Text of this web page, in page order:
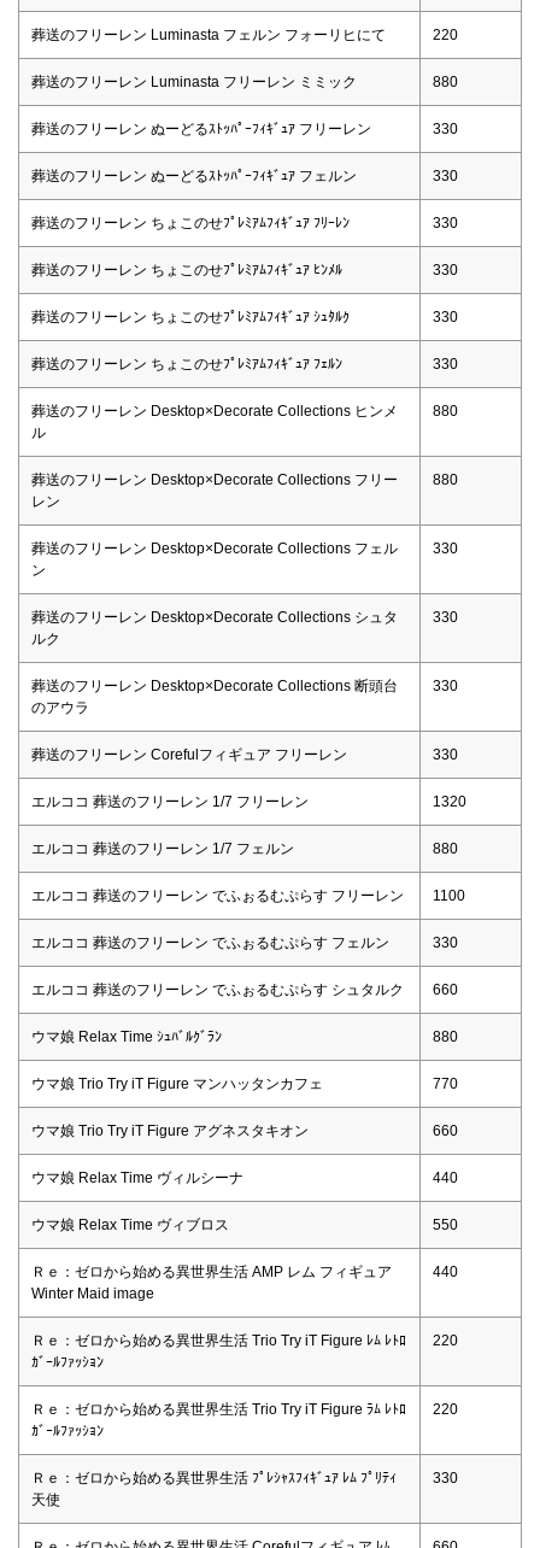
葬送のフリーレン Luminasta フェルン フォーリヒにて 220
葬送のフリーレン Luminasta フリーレン ミミック 880
葬送のフリーレン ぬーどるｽﾄｯﾊﾟｰﾌｨｷﾞｭｱ フリーレン 330
葬送のフリーレン ぬーどるｽﾄｯﾊﾟｰﾌｨｷﾞｭｱ フェルン 330
葬送のフリーレン ちょこのせﾌﾟﾚﾐｱﾑﾌｨｷﾞｭｱ ﾌﾘｰﾚﾝ 330
葬送のフリーレン ちょこのせﾌﾟﾚﾐｱﾑﾌｨｷﾞｭｱ ﾋﾝﾒﾙ 330
葬送のフリーレン ちょこのせﾌﾟﾚﾐｱﾑﾌｨｷﾞｭｱ ｼｭﾀﾙｸ 330
葬送のフリーレン ちょこのせﾌﾟﾚﾐｱﾑﾌｨｷﾞｭｱ ﾌｪﾙﾝ 330
葬送のフリーレン Desktop×Decorate Collections ヒンメ
ル
880
葬送のフリーレン Desktop×Decorate Collections フリー
レン
880
葬送のフリーレン Desktop×Decorate Collections フェル
ン
330
葬送のフリーレン Desktop×Decorate Collections シュタ
ルク
330
葬送のフリーレン Desktop×Decorate Collections 断頭台
のアウラ
330
葬送のフリーレン Corefulフィギュア フリーレン 330
エルココ 葬送のフリーレン 1/7 フリーレン 1320
エルココ 葬送のフリーレン 1/7 フェルン 880
エルココ 葬送のフリーレン でふぉるむぷらす フリーレン 1100
エルココ 葬送のフリーレン でふぉるむぷらす フェルン 330
エルココ 葬送のフリーレン でふぉるむぷらす シュタルク 660
ウマ娘 Relax Time ｼｭﾊﾞﾙｸﾞﾗﾝ 880
ウマ娘 Trio Try iT Figure マンハッタンカフェ 770
ウマ娘 Trio Try iT Figure アグネスタキオン 660
ウマ娘 Relax Time ヴィルシーナ 440
ウマ娘 Relax Time ヴィブロス 550
Ｒｅ：ゼロから始める異世界生活 AMP レム フィギュア
Winter Maid image
440
Ｒｅ：ゼロから始める異世界生活 Trio Try iT Figure ﾚﾑ ﾚﾄﾛ
ｶﾞｰﾙﾌｧｯｼｮﾝ
220
Ｒｅ：ゼロから始める異世界生活 Trio Try iT Figure ﾗﾑ ﾚﾄﾛ
ｶﾞｰﾙﾌｧｯｼｮﾝ
220
Ｒｅ：ゼロから始める異世界生活 ﾌﾟﾚｼｬｽﾌｨｷﾞｭｱ ﾚﾑ ﾌﾟﾘﾃｨ
天使
330